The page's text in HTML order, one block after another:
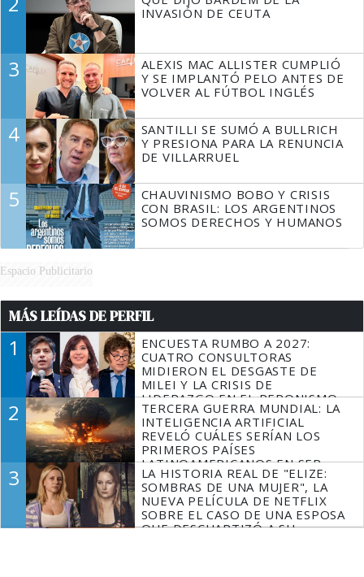
INVASIÓN DE CEUTA
3
ALEXIS MAC ALLISTER CUMPLIÓ
Y SE IMPLANTÓ PELO ANTES DE
VOLVER AL FÚTBOL INGLÉS
4
SANTILLI SE SUMÓ A BULLRICH
Y PRESIONA PARA LA RENUNCIA
DE VILLARRUEL
5
CHAUVINISMO BOBO Y CRISIS
CON BRASIL: LOS ARGENTINOS
SOMOS DERECHOS Y HUMANOS
Espacio Publicitario
MÁS LEÍDAS DE PERFIL
1
ENCUESTA RUMBO A 2027:
CUATRO CONSULTORAS
MIDIERON EL DESGASTE DE
MILEI Y LA CRISIS DE
LIDERAZGO EN EL PERONISMO
2
TERCERA GUERRA MUNDIAL: LA
INTELIGENCIA ARTIFICIAL
REVELÓ CUÁLES SERÍAN LOS
PRIMEROS PAÍSES
LATINOAMERICANOS EN SER
DERROTADOS
3
LA HISTORIA REAL DE "ELIZE:
SOMBRAS DE UNA MUJER", LA
NUEVA PELÍCULA DE NETFLIX
SOBRE EL CASO DE UNA ESPOSA
QUE DESCUARTIZÓ A SU